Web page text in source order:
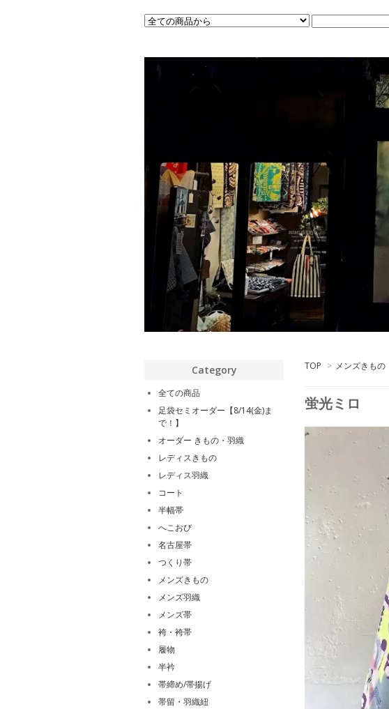
TOP > メンズきもの
蛍光ミロ
Category
全ての商品
足袋セミオーダー【8/14(金)ま
で！】
オーダー きもの・羽織
レディスきもの
レディス羽織
コート
半幅帯
へこおび
名古屋帯
つくり帯
メンズきもの
メンズ羽織
メンズ帯
袴・袴帯
履物
半衿
帯締め/帯揚げ
帯留・羽織紐